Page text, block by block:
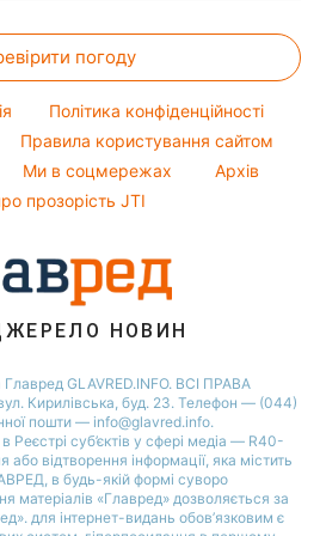
погоду
Політика конфіденційності
Правила користування сайтом
Ми в соцмережах
Архів
прозорість JTI
НОВИН
GLAVRED.INFO. ВСІ ПРАВА
Кирилівська, буд. 23. Телефон — (044)
пошти — info@glavred.info.
Реєстрі суб’єктів у сфері медіа — R40-
або відтворення інформації, яка містить
в будь-якій формi суворо
матеріалів «Главред» дозволяється за
для інтернет-видань обов’язковим є